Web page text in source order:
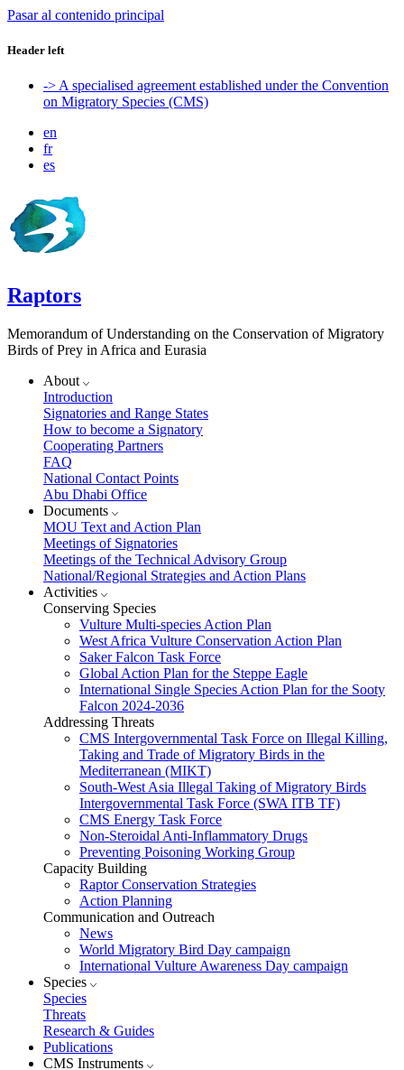
Pasar al contenido principal
Header left
-> A specialised agreement established under the Convention
on Migratory Species (CMS)
en
fr
es
Raptors
Memorandum of Understanding on the Conservation of Migratory
Birds of Prey in Africa and Eurasia
About
Introduction
Signatories and Range States
How to become a Signatory
Cooperating Partners
FAQ
National Contact Points
Abu Dhabi Office
Documents
MOU Text and Action Plan
Meetings of Signatories
Meetings of the Technical Advisory Group
National/Regional Strategies and Action Plans
Activities
Conserving Species
Vulture Multi-species Action Plan
West Africa Vulture Conservation Action Plan
Saker Falcon Task Force
Global Action Plan for the Steppe Eagle
International Single Species Action Plan for the Sooty
Falcon 2024-2036
Addressing Threats
CMS Intergovernmental Task Force on Illegal Killing,
Taking and Trade of Migratory Birds in the
Mediterranean (MIKT)
South-West Asia Illegal Taking of Migratory Birds
Intergovernmental Task Force (SWA ITB TF)
CMS Energy Task Force
Non-Steroidal Anti-Inflammatory Drugs
Preventing Poisoning Working Group
Capacity Building
Raptor Conservation Strategies
Action Planning
Communication and Outreach
News
World Migratory Bird Day campaign
International Vulture Awareness Day campaign
Species
Species
Threats
Research & Guides
Publications
CMS Instruments